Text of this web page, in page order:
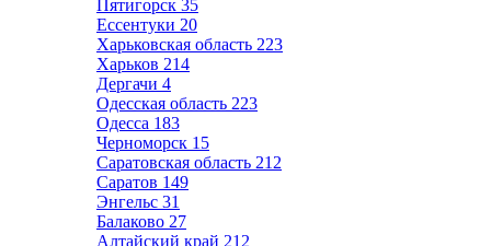
Пятигорск 35
Ессентуки 20
Харьковская область 223
Харьков 214
Дергачи 4
Одесская область 223
Одесса 183
Черноморск 15
Саратовская область 212
Саратов 149
Энгельс 31
Балаково 27
Алтайский край 212